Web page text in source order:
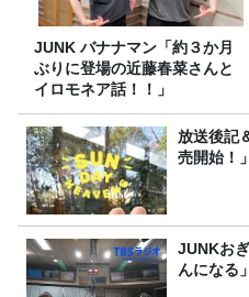
JUNK バナナマン「約３か月
ぶりに登場の近藤春菜さんと
イロモネア話！！」
放送後記
売開始！」
JUNKお
んになる」